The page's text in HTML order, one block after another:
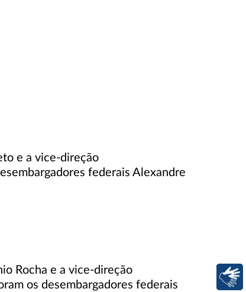
e a vice-direção
federais Alexandre
Rocha e a vice-direção
os desembargadores federais